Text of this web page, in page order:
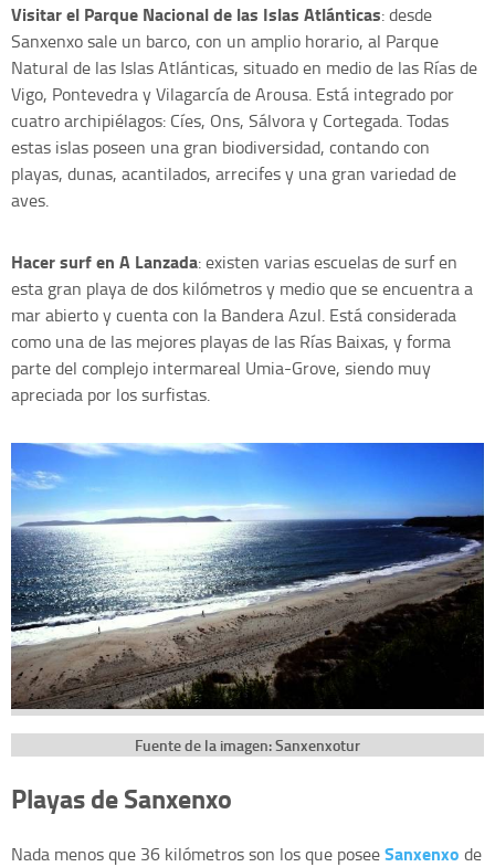
Visitar el Parque Nacional de las Islas Atlánticas: desde
Sanxenxo sale un barco, con un amplio horario, al Parque
Natural de las Islas Atlánticas, situado en medio de las Rías de
Vigo, Pontevedra y Vilagarcía de Arousa. Está integrado por
cuatro archipiélagos: Cíes, Ons, Sálvora y Cortegada. Todas
estas islas poseen una gran biodiversidad, contando con
playas, dunas, acantilados, arrecifes y una gran variedad de
aves.
Hacer surf en A Lanzada: existen varias escuelas de surf en
esta gran playa de dos kilómetros y medio que se encuentra a
mar abierto y cuenta con la Bandera Azul. Está considerada
como una de las mejores playas de las Rías Baixas, y forma
parte del complejo intermareal Umia-Grove, siendo muy
apreciada por los surfistas.
Fuente de la imagen: Sanxenxotur
Playas de Sanxenxo
Nada menos que 36 kilómetros son los que poseeSanxenxo de